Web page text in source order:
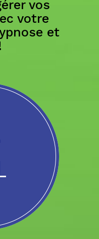
vos
votre
et